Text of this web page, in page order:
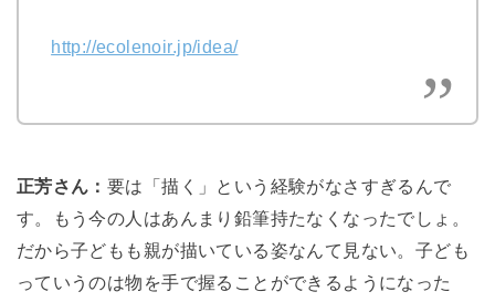
http://ecolenoir.jp/idea/
正芳さん： 要は「描く」という経験がなさすぎるんで
す。もう今の人はあんまり鉛筆持たなくなったでしょ。
だから子どもも親が描いている姿なんて見ない。 子ども
っていうのは物を手で握ることができるようになった